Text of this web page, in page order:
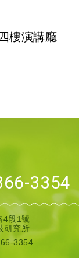
樓演講廳
3354
4段1號
究所
3354